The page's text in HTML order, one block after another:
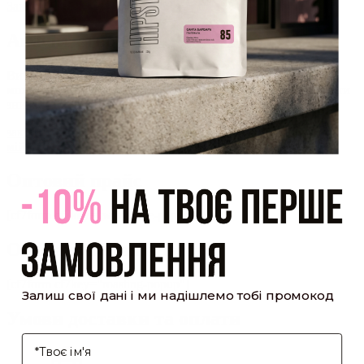
Закрити
Акаунт створено
Ви зареєструвалися на сайтіHipster.coffeeroasters і вже
можете користуватися особистим кабінетом, щоб отримувати
знижки та відстежувати історію замовлень!
[cf7form cf7key="wholesale-popup"]
Обсмажування кави
Залиш свої дані і ми надішлемо тобі промокод
І'мя